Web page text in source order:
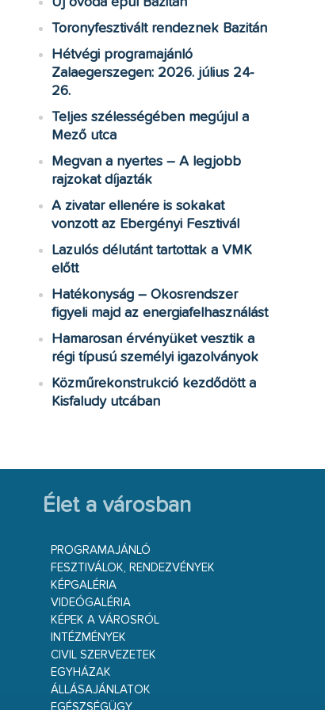
Toronyfesztivált rendeznek Bazitán
Hétvégi programajánló
Zalaegerszegen: 2026. július 24-
26.
Teljes szélességében megújul a
Mező utca
Megvan a nyertes – A legjobb
rajzokat díjazták
A zivatar ellenére is sokakat
vonzott az Ebergényi Fesztivál
Lazulós délutánt tartottak a VMK
előtt
Hatékonyság – Okosrendszer
figyeli majd az energiafelhasználást
Hamarosan érvényüket vesztik a
régi típusú személyi igazolványok
Közműrekonstrukció kezdődött a
Kisfaludy utcában
Élet a városban
PROGRAMAJÁNLÓ
FESZTIVÁLOK, RENDEZVÉNYEK
KÉPGALÉRIA
VIDEÓGALÉRIA
KÉPEK A VÁROSRÓL
INTÉZMÉNYEK
CIVIL SZERVEZETEK
EGYHÁZAK
ÁLLÁSAJÁNLATOK
EGÉSZSÉGÜGY